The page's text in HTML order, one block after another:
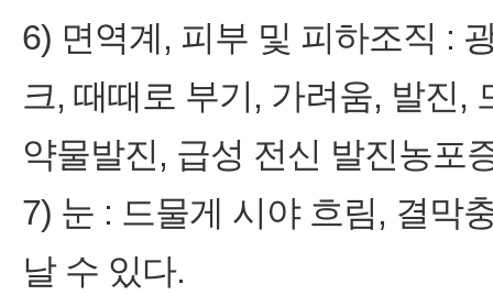
6) 면역계, 피부 및 피하조직 :
크, 때때로 부기, 가려움, 발진,
약물발진, 급성 전신 발진농포
7) 눈 : 드물게 시야 흐림, 결막
날 수 있다.